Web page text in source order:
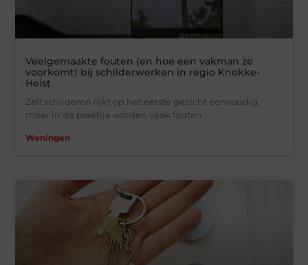
Veelgemaakte fouten (en hoe een vakman ze
voorkomt) bij schilderwerken in regio Knokke-
Heist
Zelf schilderen lijkt op het eerste gezicht eenvoudig,
maar in de praktijk worden vaak fouten
Woningen